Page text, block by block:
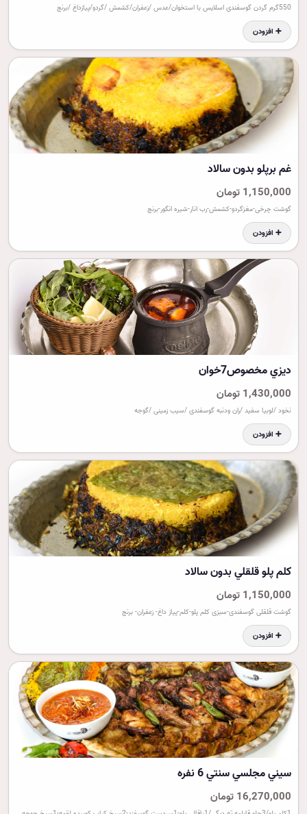
550گرم گردن گوسفندی اسلایس با استخوان/عدس /زعفران/کشمش /گردو/پیازداغ /برنج
➕ افزودن
غم برپلو بدون سالاد
1,150,000 تومان
گوشت چرخی-مغزگردو-کشمش-رب انار-شیره انگور-برنج
➕ افزودن
ديزي مخصوص7خوان
1,430,000 تومان
نخود /لوبیا سفید /ران ودنبه گوسفندی /سیب زمینی /گوجه
➕ افزودن
کلم پلو قلقلي بدون سالاد
1,150,000 تومان
گوشت قلقلی گوسفندی-سبزی کلم پلو-کلم-پیاز داغ- زعفران- برنج
➕ افزودن
سيني مجلسي سنتي 6 نفره
16,270,000 تومان